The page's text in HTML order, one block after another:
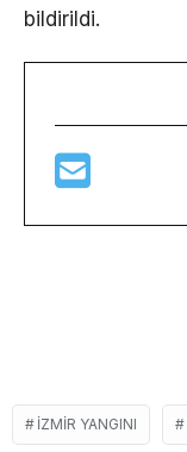
bildirildi.
IZMIR YANGINI